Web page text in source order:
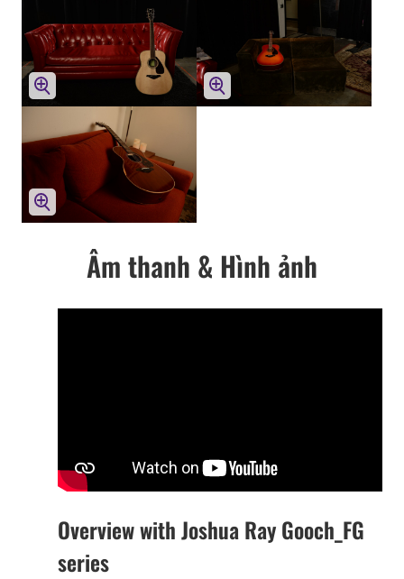
Âm thanh & Hình ảnh
Overview with Joshua Ray Gooch_FG
series